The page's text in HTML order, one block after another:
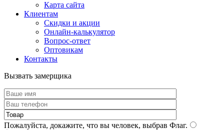
Карта сайта
Клиентам
Скидки и акции
Онлайн-калькулятор
Вопрос-ответ
Оптовикам
Контакты
Вызвать замерщика
Пожалуйста, докажите, что вы человек, выбрав Флаг.